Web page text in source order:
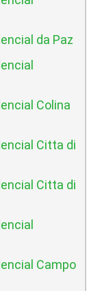
da Paz
Colina
Citta di
Citta di
Campo